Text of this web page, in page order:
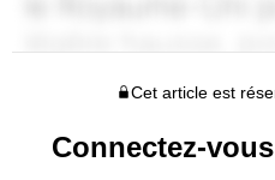
Cet article est
Connectez-